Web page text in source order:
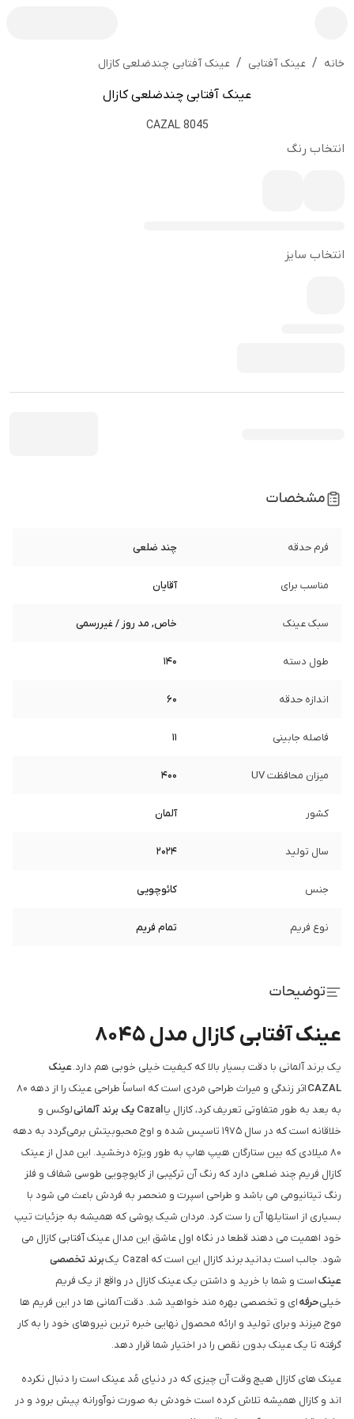
خانه / عینک آفتابی / عینک آفتابی چندضلعی کازال
عینک آفتابی چندضلعی کازال
CAZAL 8045
انتخاب رنگ
انتخاب سایز
مشخصات
فرم حدقه چند ضلعی
مناسب برای آقایان
سبک عینک خاص, مد روز / غیررسمی
طول دسته 140
اندازه حدقه 60
فاصله جابینی 11
میزان محافظت UV 400
کشور آلمان
سال تولید 2024
جنس کائوچویی
نوع فریم تمام فریم
توضیحات
عینک آفتابی کازال مدل 8045
یک برند آلمانی با دقت بسیار بالا که کیفیت خیلی خوبی هم دارد.عینک
CAZAL
اثر زندگی و میراث طراحی مردی است که اساساً طراحی عینک را از دهه 80
به بعد به طور متفاوتی تعریف کرد، کازال یا
لوکس و
خلاقانه است که در سال 1975 تاسیس شده و اوج محبوبیتش برمی‌گردد به دهه
80 میلادی که بین ستارگان هیپ هاپ به طور ویژه درخشید. این مدل از عینک
کازال فریم چند ضلعی دارد که رنگ آن ترکیبی از کاپوچویی طوسی شفاف و فلز
رنگ تیتانیومی می باشد و طراحی اسپرت و منحصر به فردش باعث می شود با
بسیاری از استایلها آن را ست کرد. مردان شیک پوشی که همیشه به جزئیات تیپ
خود اهمیت می دهند قطعا در نگاه اول عاشق این مدال عینک آفتابی کازال می
شود. جالب است بدانید برند کازال این است که Cazal یک
برند تخصصی
عینکاست و شما با خرید و داشتن یک عینک کازال در واقع از یک فریم
خیلیحرفهای و تخصصی بهره مند خواهید شد. دقت آلمانی ها در این فریم ها
موج میزند و برای تولید و ارائه محصول نهایی خبره ترین نیروهای خود را به کار
گرفته تا یک عینک بدون نقص را در اختیار شما قرار دهد.
عینک های کازال هیچ وقت آن چیزی که در دنیای مُد عینک است را دنبال نکرده
اند و کازال همیشه تلاش کرده است خودش به صورت نوآورانه پیش برود و در